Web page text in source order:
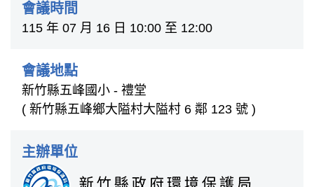
會議時間
115 年 07 月 16 日 10:00 至 12:00
會議地點
新竹縣五峰國小 - 禮堂
( 新竹縣五峰鄉大隘村大隘村 6 鄰 123 號 )
主辦單位